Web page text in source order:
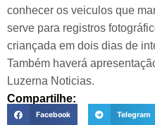
conhecer os veiculos que
serve para registros
criançada em dois dias de
Também haverá
Luzerna Noticias.
Compartilhe:
Facebook Telegram